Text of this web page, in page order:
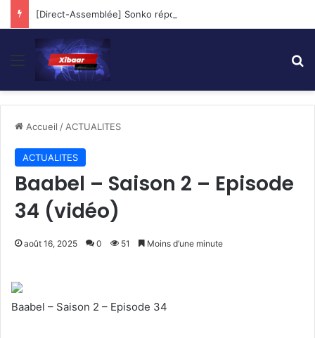
Menu
Accueil / ACTUALITES
ACTUALITES
Baabel – Saison 2 – Episode
34 (vidéo)
août 16, 2025 0 51 Moins d’une minute
Baabel – Saison 2 – Episode 34